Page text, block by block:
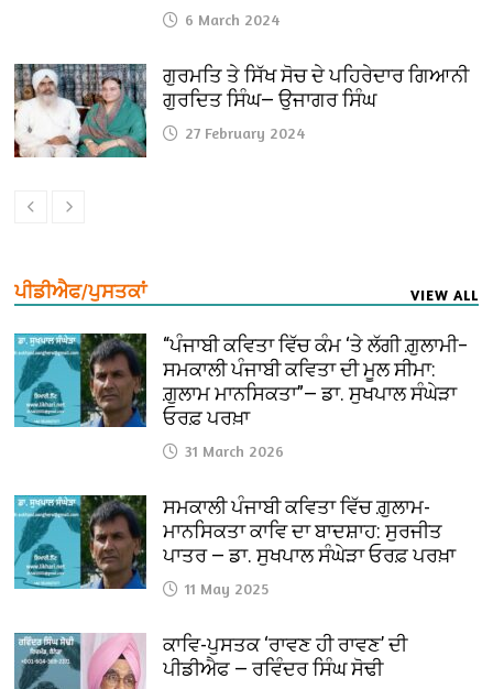
6 March 2024
ਗੁਰਮਤਿ ਤੇ ਸਿੱਖ ਸੋਚ ਦੇ ਪਹਿਰੇਦਾਰ ਗਿਆਨੀ
ਗੁਰਦਿਤ ਸਿੰਘ— ਉਜਾਗਰ ਸਿੰਘ
27 February 2024
ਪੀਡੀਐਫ/ਪੁਸਤਕਾਂ VIEW ALL
“ਪੰਜਾਬੀ ਕਵਿਤਾ ਵਿੱਚ ਕੰਮ ‘ਤੇ ਲੱਗੀ ਗ਼ੁਲਾਮੀ–
ਸਮਕਾਲੀ ਪੰਜਾਬੀ ਕਵਿਤਾ ਦੀ ਮੂਲ ਸੀਮਾ:
ਗ਼ੁਲਾਮ ਮਾਨਸਿਕਤਾ”— ਡਾ. ਸੁਖਪਾਲ ਸੰਘੇੜਾ
ਓਰਫ਼ ਪਰਖ਼ਾ
31 March 2026
ਸਮਕਾਲੀ ਪੰਜਾਬੀ ਕਵਿਤਾ ਵਿੱਚ ਗ਼ੁਲਾਮ-
ਮਾਨਸਿਕਤਾ ਕਾਵਿ ਦਾ ਬਾਦਸ਼ਾਹ: ਸੁਰਜੀਤ
ਪਾਤਰ — ਡਾ. ਸੁਖਪਾਲ ਸੰਘੇੜਾ ਓਰਫ਼ ਪਰਖ਼ਾ
11 May 2025
ਕਾਵਿ-ਪੁਸਤਕ ‘ਰਾਵਣ ਹੀ ਰਾਵਣ’ ਦੀ
ਪੀਡੀਐਫ — ਰਵਿੰਦਰ ਸਿੰਘ ਸੋਢੀ